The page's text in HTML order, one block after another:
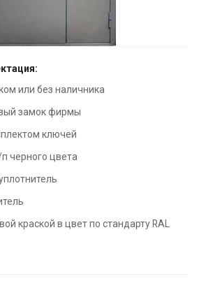
или без наличника
замок фирмы
ключей
черного цвета
краской в цвет по стандарту RAL